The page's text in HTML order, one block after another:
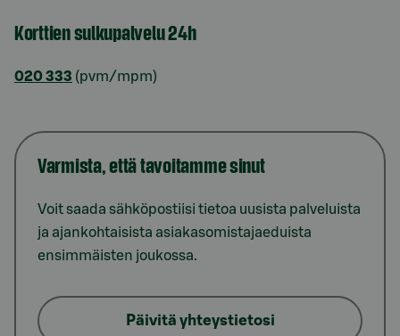
Korttien sulkupalvelu 24h
020 333 (pvm/mpm)
Varmista, että tavoitamme sinut
Voit saada sähköpostiisi tietoa uusista palveluista
ja ajankohtaisista asiakasomistajaeduista
ensimmäisten joukossa.
Päivitä yhteystietosi